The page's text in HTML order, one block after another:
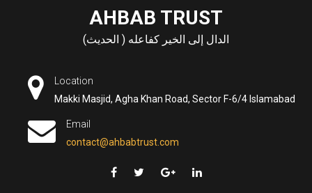
AHBAB TRUST
الدال إلى الخير كفاعله ( الحديث)
Location
Makki Masjid, Agha Khan Road, Sector F-6/4 Islamabad
Email
contact@ahbabtrust.com